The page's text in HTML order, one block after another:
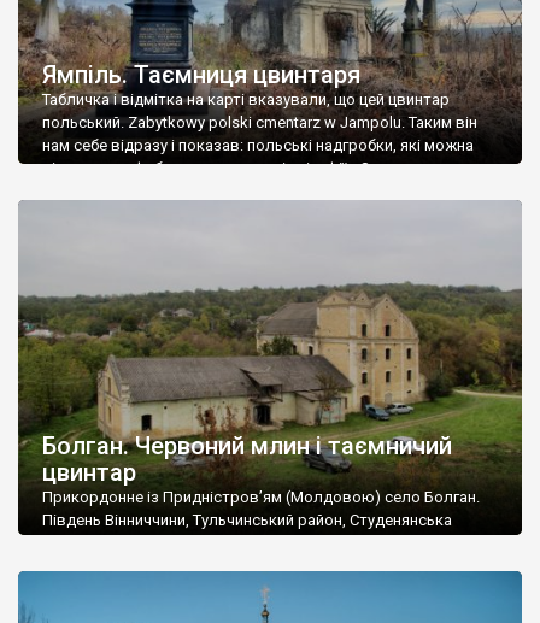
Ямпіль. Таємниця цвинтаря
Табличка і відмітка на карті вказували, що цей цвинтар
польський. Zabytkowy polski cmentarz w Jampolu. Таким він
нам себе відразу і показав: польські надгробки, які можна
віднести до фабричних, польські епітафії… Загалом цвинтар
Болган. Червоний млин і таємничий
цвинтар
Прикордонне із Придністров’ям (Молдовою) село Болган.
Південь Вінниччини, Тульчинський район, Студенянська
старовинний цвинтар із кам’яними хрестами. Всі епітафії, які
збереглися, написані кирилицею, церковнослов’янською